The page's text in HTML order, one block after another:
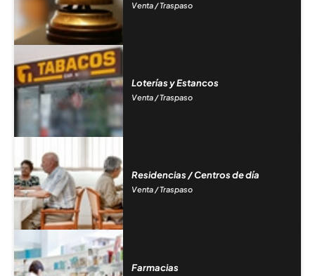
Venta / Traspaso
Loterías y Estancos
Venta / Traspaso
Residencias / Centros de día
Venta / Traspaso
Farmacias